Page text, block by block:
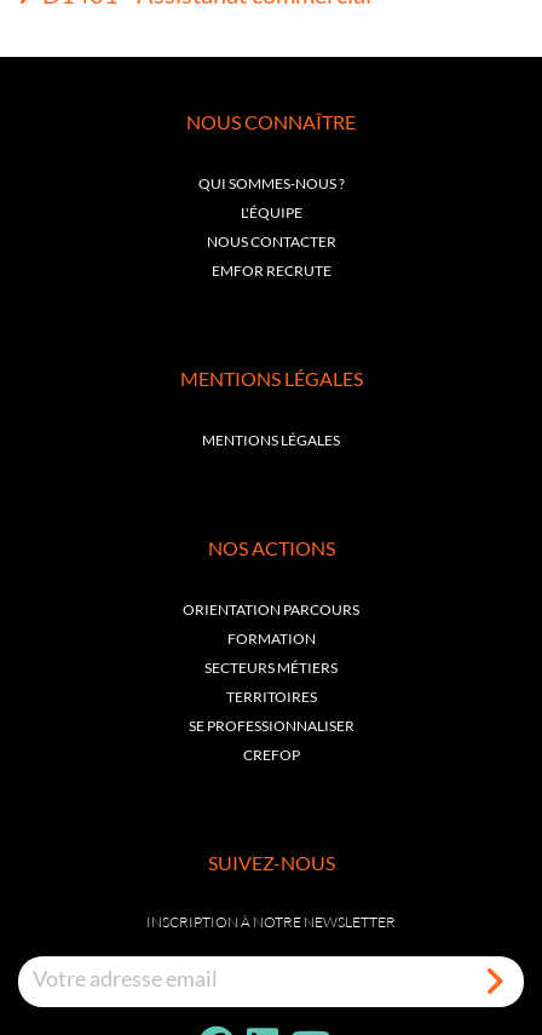
NOUS CONNAÎTRE
QUI SOMMES-NOUS ?
L'ÉQUIPE
NOUS CONTACTER
EMFOR RECRUTE
MENTIONS LÉGALES
MENTIONS LÉGALES
NOS ACTIONS
ORIENTATION PARCOURS
FORMATION
SECTEURS MÉTIERS
TERRITOIRES
SE PROFESSIONNALISER
CREFOP
SUIVEZ-NOUS
INSCRIPTION À NOTRE NEWSLETTER